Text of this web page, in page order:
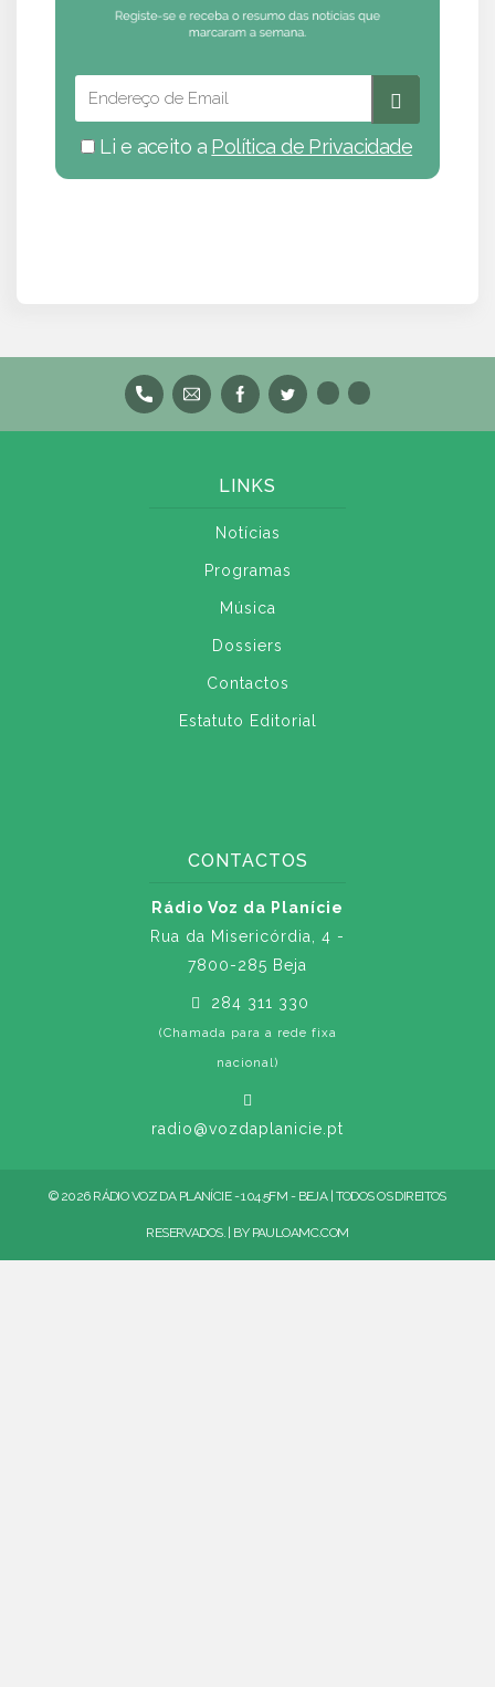
Li e aceito a Política de Privacidade
LINKS
Notícias
Programas
Música
Dossiers
Contactos
Estatuto Editorial
CONTACTOS
Rádio Voz da Planície
Rua da Misericórdia, 4 -
7800-285 Beja
284 311 330
(Chamada para a rede fixa
nacional)
radio@vozdaplanicie.pt
© 2026 RÁDIO VOZ DA PLANÍCIE - 104.5FM - BEJA | TODOS OS DIREITOS
RESERVADOS. | BY PAULOAMC.COM